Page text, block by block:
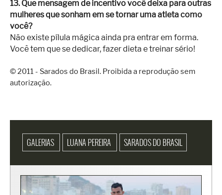
13. Que mensagem de incentivo você deixa para outras
mulheres que sonham em se tornar uma atleta como
você?
Não existe pílula mágica ainda pra entrar em forma.
Você tem que se dedicar, fazer dieta e treinar sério!
© 2011 - Sarados do Brasil. Proibida a reprodução sem
autorização.
GALERIAS LUANA PEREIRA SARADOS DO BRASIL